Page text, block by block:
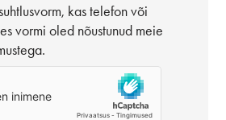
kas telefon või
vormi oled nõustunud meie